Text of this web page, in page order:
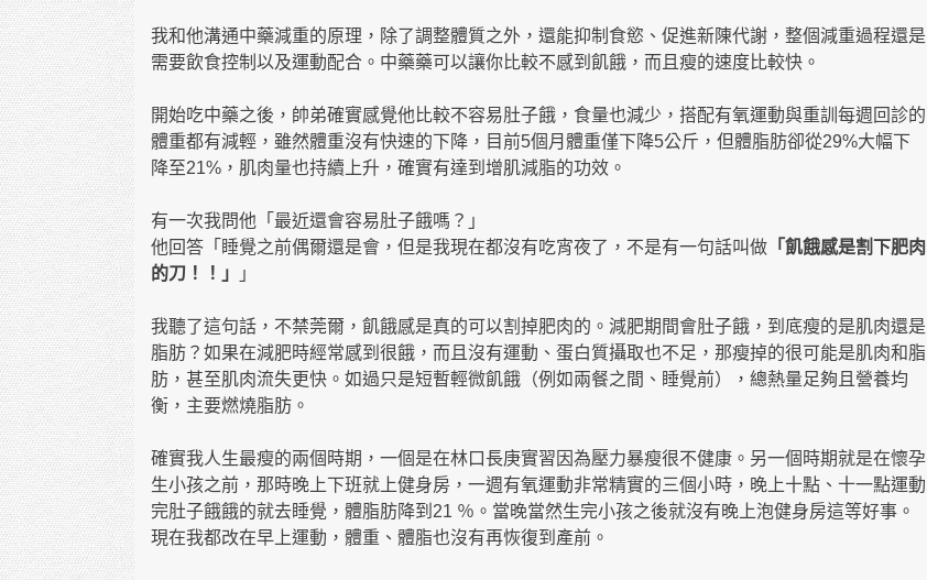
我和他溝通中藥減重的原理，除了調整體質之外，還能抑制食慾、促進新陳代謝，整個減重過程還是
需要飲食控制以及運動配合。中藥藥可以讓你比較不感到飢餓，而且瘦的速度比較快。
開始吃中藥之後，帥弟確實感覺他比較不容易肚子餓，食量也減少，搭配有氧運動與重訓每週回診的
體重都有減輕，雖然體重沒有快速的下降，目前5個月體重僅下降5公斤，但體脂肪卻從29%大幅下
降至21%，肌肉量也持續上升，確實有達到增肌減脂的功效。
有一次我問他「最近還會容易肚子餓嗎？」
他回答「睡覺之前偶爾還是會，但是我現在都沒有吃宵夜了，不是有一句話叫做 「飢餓感是割下肥肉
的刀！！」
」
我聽了這句話，不禁莞爾，飢餓感是真的可以割掉肥肉的。減肥期間會肚子餓，到底瘦的是肌肉還是
脂肪？如果在減肥時經常感到很餓，而且沒有運動、蛋白質攝取也不足，那瘦掉的很可能是肌肉和脂
肪，甚至肌肉流失更快。如過只是短暫輕微飢餓（例如兩餐之間、睡覺前），總熱量足夠且營養均
衡，主要燃燒脂肪。
確實我人生最瘦的兩個時期，一個是在林口長庚實習因為壓力暴瘦很不健康。另一個時期就是在懷孕
生小孩之前，那時晚上下班就上健身房，一週有氧運動非常精實的三個小時，晚上十點、十一點運動
完肚子餓餓的就去睡覺，體脂肪降到21 ％。當晚當然生完小孩之後就沒有晚上泡健身房這等好事。
現在我都改在早上運動，體重、體脂也沒有再恢復到產前。